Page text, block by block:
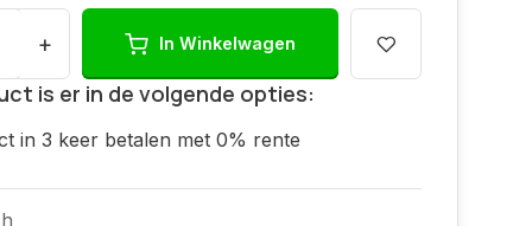
+ In Winkelwagen
is er in de volgende opties:
in 3 keer betalen met 0% rente